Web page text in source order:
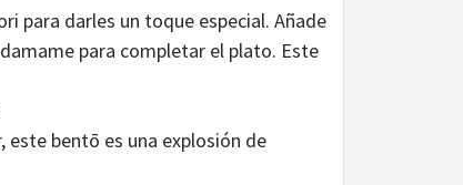
para darles un toque especial. Añade
para completar el plato. Este
este bentō es una explosión de